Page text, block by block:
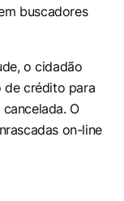
buscadores
o cidadão
de crédito para
O
on-line